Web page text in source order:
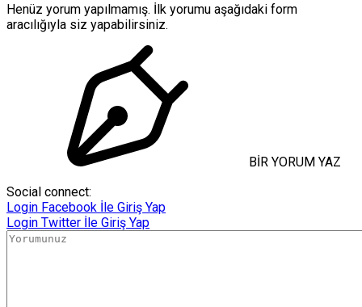
Henüz yorum yapılmamış. İlk yorumu aşağıdaki form
aracılığıyla siz yapabilirsiniz.
BİR YORUM YAZ
Social connect:
Login Facebook İle Giriş Yap
Login Twitter İle Giriş Yap